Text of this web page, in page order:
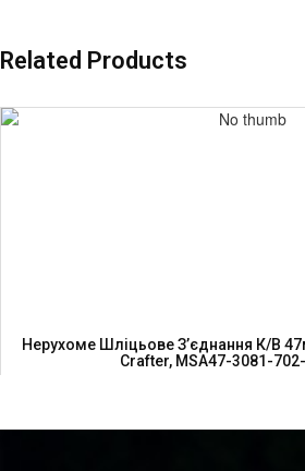
Related Products
Нерухоме Шліцьове З’єднання К/в
Crafter, MSA47-3081-
3 230,00₴